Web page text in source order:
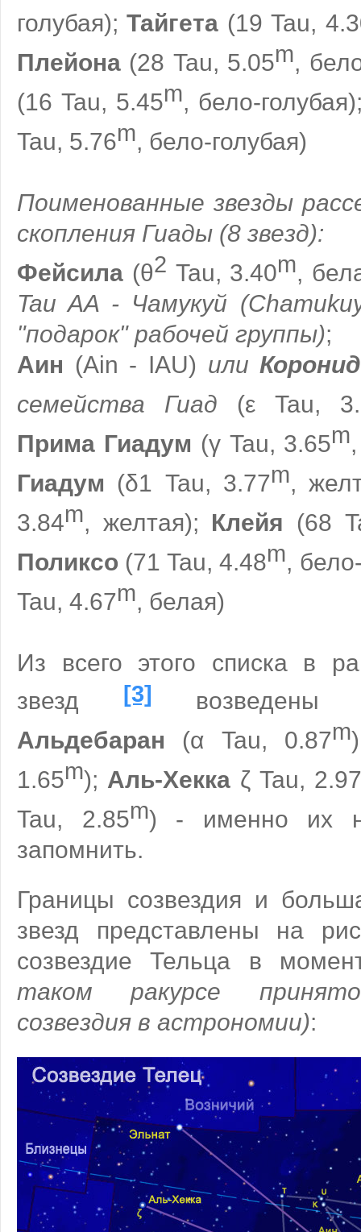
голубая);Тайгета (19 Tau,
Плейона (28 Tau, 5.05m,
(16 Tau, 5.45m, бело-
Tau, 5.76m, бело-голубая)
Поименованные звезды
скопления Гиады (8 звезд):
Фейсила (θ2 Tau, 3.40m,
Tau AA - Чамукуй
"подарок" рабочей группы);
Аин (Ain - IAU) или
семейства Гиад (ε Tau,
Прима Гиадум (γ Tau, 3.65m
Гиадум (δ1 Tau, 3.77m,
3.84m, желтая); Клейя (68
Поликсо (71 Tau, 4.48m,
Tau, 4.67m, белая)
Из всего этого списка в
звезд
[3] возведены
Альдебаран (α Tau, 0.87m
1.65m); Аль-Хекка ζ Tau,
Tau, 2.85m) - именно их
запомнить.
Границы созвездия и
звезд представлены на
созвездие Тельца в
таком ракурсе
созвездия в астрономии):